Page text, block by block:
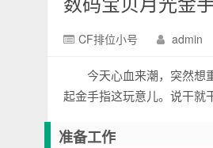
CF排位小号 admin
今天心血来潮，突然想
起金手指这玩意儿。说干就
准备工作